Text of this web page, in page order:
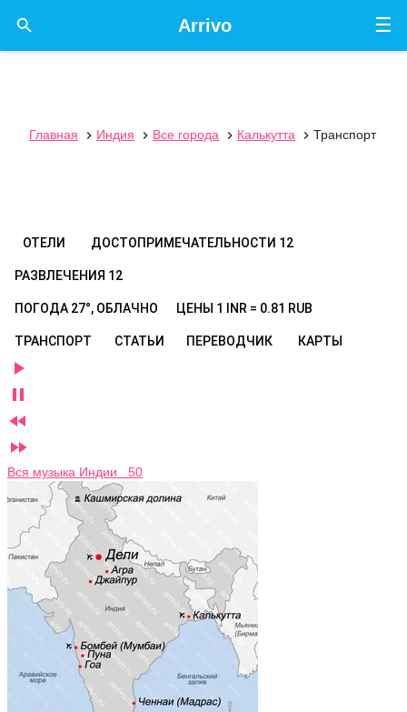
☰
Arrivo

Главная  Индия  Все города  Калькутта  Транспорт
ОТЕЛИ ДОСТОПРИМЕЧАТЕЛЬНОСТИ 12
РАЗВЛЕЧЕНИЯ 12
ПОГОДА 27°, ОБЛАЧНО ЦЕНЫ 1 INR = 0.81 RUB
ТРАНСПОРТ СТАТЬИ ПЕРЕВОДЧИК КАРТЫ




Вся музыка Индии 50